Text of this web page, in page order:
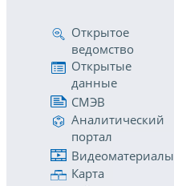
Открытое
ведомство
Открытые
данные
СМЭВ
Аналитический
портал
Видеоматериалы
Карта